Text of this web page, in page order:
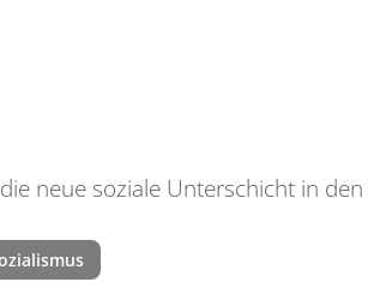
neue soziale Unterschicht in